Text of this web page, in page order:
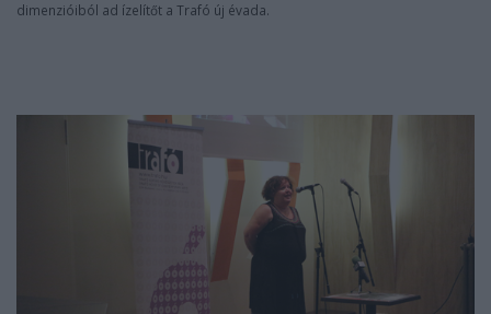
dimenzióiból ad ízelítőt a Trafó új évada.